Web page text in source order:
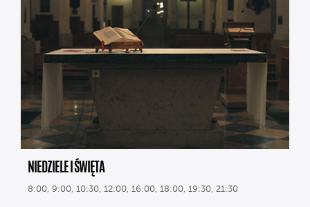
NIEDZIELE I ŚWIĘTA
8:00, 9:00, 10:30, 12:00, 16:00, 18:00, 19:30, 21:30